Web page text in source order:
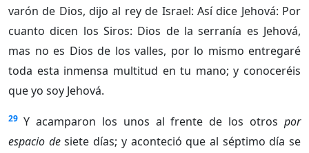
varón de Dios, dijo al rey de Israel: Así dice Jehová: Por
cuanto dicen los Siros: Dios de la serranía es Jehová,
mas no es Dios de los valles, por lo mismo entregaré
toda esta inmensa multitud en tu mano; y conoceréis
que yo soy Jehová.
29 Y acamparon los unos al frente de los otrospor
espacio desiete días; y aconteció que al séptimo día se